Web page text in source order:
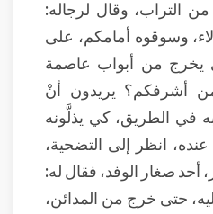
التراب، وقال لرجاله:
وسوقوه أمامكم، على
يخرج من أبواب عاصمة
من أشرفكم؟ يريدون أنْ
في الطريق، كي يذلَّونه
انظر إلى التضحية،
أحد صغار الوفد، فقال له:
حتى خرج من المدائن،